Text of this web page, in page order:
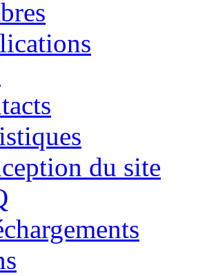
du site